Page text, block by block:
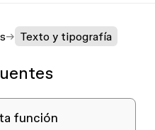
Texto y tipografía
función